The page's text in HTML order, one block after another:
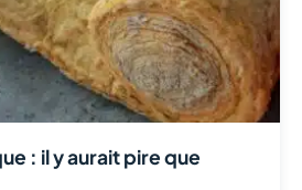
: il y aurait pire que